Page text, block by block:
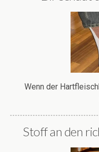
Wenn der
Stoff an den